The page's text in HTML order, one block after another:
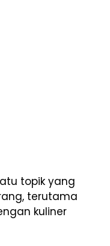
topik yang
terutama
kuliner